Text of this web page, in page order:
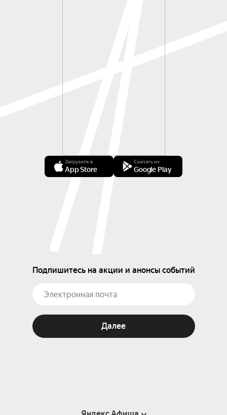
Загрузите в
App Store
Скачать из
Google Play
Подпишитесь на акции и анонсы событий
Далее